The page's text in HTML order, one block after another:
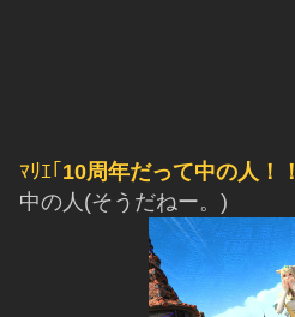
ﾏﾘｴ｢ 10周年だって中の人！！
中の人(そうだねー。)